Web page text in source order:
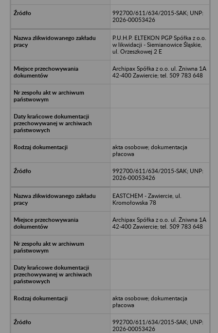
992700/611/634/2015-SAK; UNP:
2026-00053426
P.U.H.P. ELTEKON PGP Spółka z o.o.
w likwidacji - Siemianowice Śląskie,
ul. Orzeszkowej 2 E
Archipax Spółka z o.o. ul. Żniwna 1A
42-400 Zawiercie; tel. 509 783 648
akta osobowe; dokumentacja
płacowa
992700/611/634/2015-SAK; UNP:
2026-00053426
EASTCHEM - Zawiercie, ul.
Kromołowska 78
Archipax Spółka z o.o. ul. Żniwna 1A
42-400 Zawiercie; tel. 509 783 648
akta osobowe; dokumentacja
płacowa
992700/611/634/2015-SAK; UNP:
2026-00053426